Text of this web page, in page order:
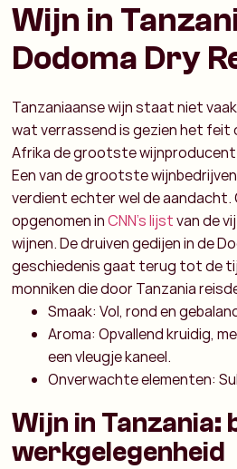
Wijn in
Dodoma Dry
Tanzaniaanse wijn staat niet
wat verrassend is gezien het feit
Afrika de grootste wijnproducent
Een van de grootste
verdient echter wel de aandacht.
opgenomen inCNN's lijstvan de
wijnen. De druiven gedijen in de
geschiedenis gaat terug tot de
monniken die door Tanzania
Smaak: Vol, rond en
Aroma: Opvallend kruidig,
een vleugje kaneel.
Onverwachte elementen:
Wijn in Tanzania:
werkgelegenheid